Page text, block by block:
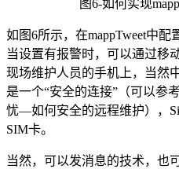
图6-如何实现
如图6所示，在mappTweet中配
当设置有报警时，可以通过移
现场维护人员的手机上，当然
是一个“安全的连接”（可以参
忧—如何安全的远程维护），
SIM卡。
当然，可以发消息的技术，也